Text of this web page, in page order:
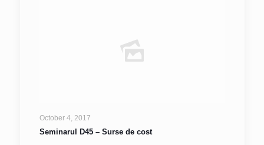
October 4, 2017
Seminarul D45 – Surse de cost